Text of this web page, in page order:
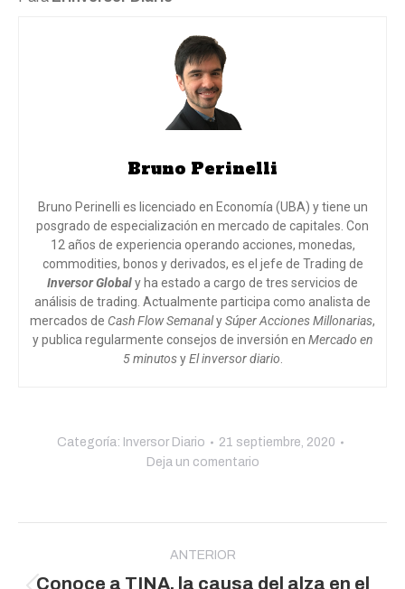
Bruno Perinelli
Bruno Perinelli es licenciado en Economía (UBA) y tiene un
posgrado de especialización en mercado de capitales. Con
12 años de experiencia operando acciones, monedas,
commodities, bonos y derivados, es el jefe de Trading de
Inversor Globaly ha estado a cargo de tres servicios de
análisis de trading. Actualmente participa como analista de
mercados de Cash Flow SemanalySúper Acciones Millonarias,
y publica regularmente consejos de inversión en Mercado en
5 minutosyEl inversor diario.
Categoría: Inversor Diario
21 septiembre, 2020
Deja un comentario
ANTERIOR
Conoce a TINA, la causa del alza en el